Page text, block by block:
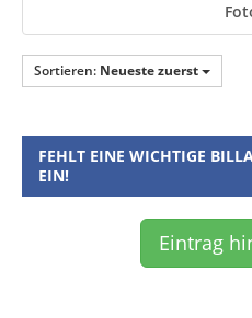
Sortieren: Neueste zuerst
FEHLT EINE WICHTIGE
EIN!
Eintrag